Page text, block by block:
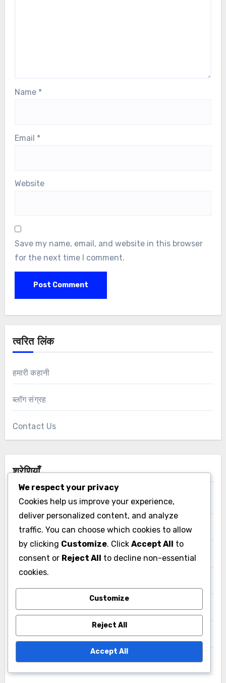
Name *
Email *
Website
Save my name, email, and website in this browser
for the next time I comment.
त्वरित लिंक
हमारी कहानी
ब्लॉग संग्रह
Contact Us
श्रेणियाँ
अमेरिका में क्रिकेट खिलाड़ी के आंकड़े
इंडोनेशिया में क्रिकेट खिलाड़ी के आंकड़े
इज़राइल में क्रिकेट खिलाड़ी के आँकड़े
चीन में क्रिकेट खिलाड़ी के आंकड़े
जर्मनी में क्रिकेट खिलाड़ी के आंकड़े
जापान में क्रिकेट के औसत और आंकड़े
We respect your privacy
Cookies help us improve your experience,
deliver personalized content, and analyze
traffic. You can choose which cookies to allow
by clicking Customize. Click Accept All to
consent or Reject All to decline non-essential
cookies.
Customize
Reject All
Accept All